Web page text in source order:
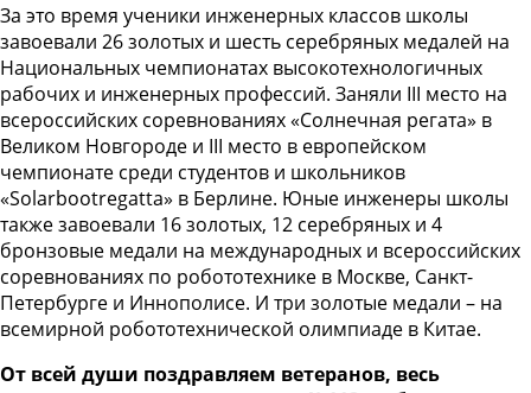
За это время ученики инженерных классов школы
завоевали 26 золотых и шесть серебряных медалей на
Национальных чемпионатах высокотехнологичных
рабочих и инженерных профессий. Заняли III место на
всероссийских соревнованиях «Солнечная регата» в
Великом Новгороде и III место в европейском
чемпионате среди студентов и школьников
«Solarbootregatta» в Берлине. Юные инженеры школы
также завоевали 16 золотых, 12 серебряных и 4
бронзовые медали на международных и всероссийских
соревнованиях по робототехнике в Москве, Санкт-
Петербурге и Иннополисе. И три золотые медали – на
всемирной робототехнической олимпиаде в Китае.
От всей души поздравляем ветеранов, весь